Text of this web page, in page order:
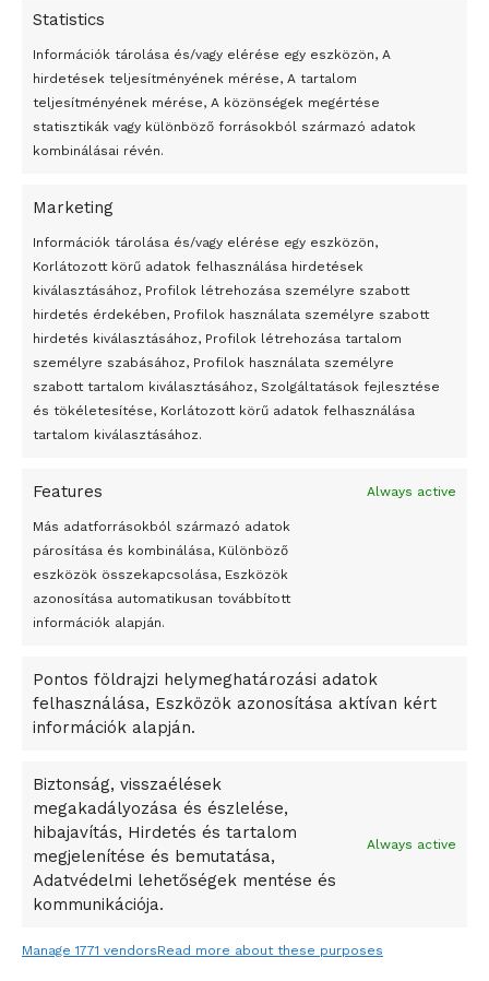
Statistics
Információk tárolása és/vagy elérése egy eszközön, A
hirdetések teljesítményének mérése, A tartalom
teljesítményének mérése, A közönségek megértése
statisztikák vagy különböző forrásokból származó adatok
kombinálásai révén.
Marketing
Információk tárolása és/vagy elérése egy eszközön,
Korlátozott körű adatok felhasználása hirdetések
kiválasztásához, Profilok létrehozása személyre szabott
hirdetés érdekében, Profilok használata személyre szabott
hirdetés kiválasztásához, Profilok létrehozása tartalom
személyre szabásához, Profilok használata személyre
szabott tartalom kiválasztásához, Szolgáltatások fejlesztése
és tökéletesítése, Korlátozott körű adatok felhasználása
tartalom kiválasztásához.
Features Always active
Más adatforrásokból származó adatok
párosítása és kombinálása, Különböző
eszközök összekapcsolása, Eszközök
azonosítása automatikusan továbbított
információk alapján.
Pontos földrajzi helymeghatározási adatok
felhasználása, Eszközök azonosítása aktívan kért
információk alapján.
Biztonság, visszaélések
megakadályozása és észlelése,
hibajavítás, Hirdetés és tartalom
megjelenítése és bemutatása,
Adatvédelmi lehetőségek mentése és
kommunikációja.
Always active
Manage 1771 vendorsRead more about these purposes
Átmenetileg szünetelnek az összecsapások Bahmutnál
Egy vagyonért adták el Banksy művét miután elégették.
Az 1950-ben elhunyt alkotók művei szabadon
felhasználhatóvá válnak
Peking – A visegrádi országok zsidó kulturális örökségét
bemutató fotókiállítás nyílt
Megveszi az osztrák Wienerberger az amerikai Meridian
Bricket
A Startup Campus egyetemi programjainak legjobbjai az
A Ringo Starr új albummal jelentkezik
A Vajdasági Magyar Szövetség államtitkárait kinevezték
Dzsingisz kán hódító hadjárata okozta
Kuramagomedov ötödik, Muszukajev elődöntős – Birkózó
világkupa